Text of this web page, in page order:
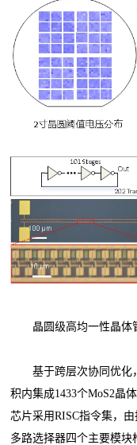
晶圆级高均一性晶体
基于跨层次协同优化，
积内集成1433个MoS2晶
芯片采用RISC指令集，
多路选择器四个主要模